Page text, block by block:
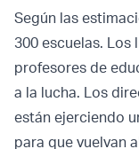
Según las
300 escuelas.
profesores de
a la lucha. Los
están ejerciendo
para que vuelvan